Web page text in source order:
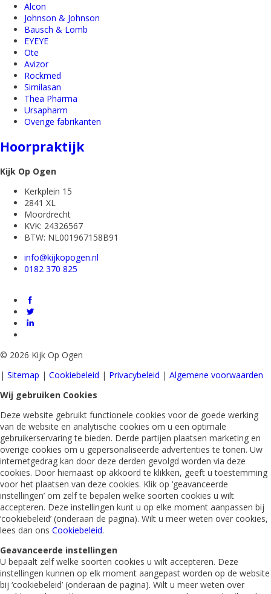
Alcon
Johnson & Johnson
Bausch & Lomb
EYEYE
Ote
Avizor
Rockmed
Similasan
Thea Pharma
Ursapharm
Overige fabrikanten
Hoorpraktijk
Kijk Op Ogen
Kerkplein 15
2841 XL
Moordrecht
KVK: 24326567
BTW: NL001967158B91
info@kijkopogen.nl
0182 370 825
© 2026 Kijk Op Ogen
| Sitemap | Cookiebeleid | Privacybeleid | Algemene voorwaarden
Wij gebruiken Cookies
Deze website gebruikt functionele cookies voor de goede werking
van de website en analytische cookies om u een optimale
gebruikerservaring te bieden. Derde partijen plaatsen marketing en
overige cookies om u gepersonaliseerde advertenties te tonen. Uw
internetgedrag kan door deze derden gevolgd worden via deze
cookies. Door hiernaast op akkoord te klikken, geeft u toestemming
voor het plaatsen van deze cookies. Klik op ‘geavanceerde
instellingen’ om zelf te bepalen welke soorten cookies u wilt
accepteren. Deze instellingen kunt u op elke moment aanpassen bij
‘cookiebeleid’ (onderaan de pagina). Wilt u meer weten over cookies,
lees dan ons Cookiebeleid.
Geavanceerde instellingen
U bepaalt zelf welke soorten cookies u wilt accepteren. Deze
instellingen kunnen op elk moment aangepast worden op de website
bij ‘cookiebeleid’ (onderaan de pagina). Wilt u meer weten over